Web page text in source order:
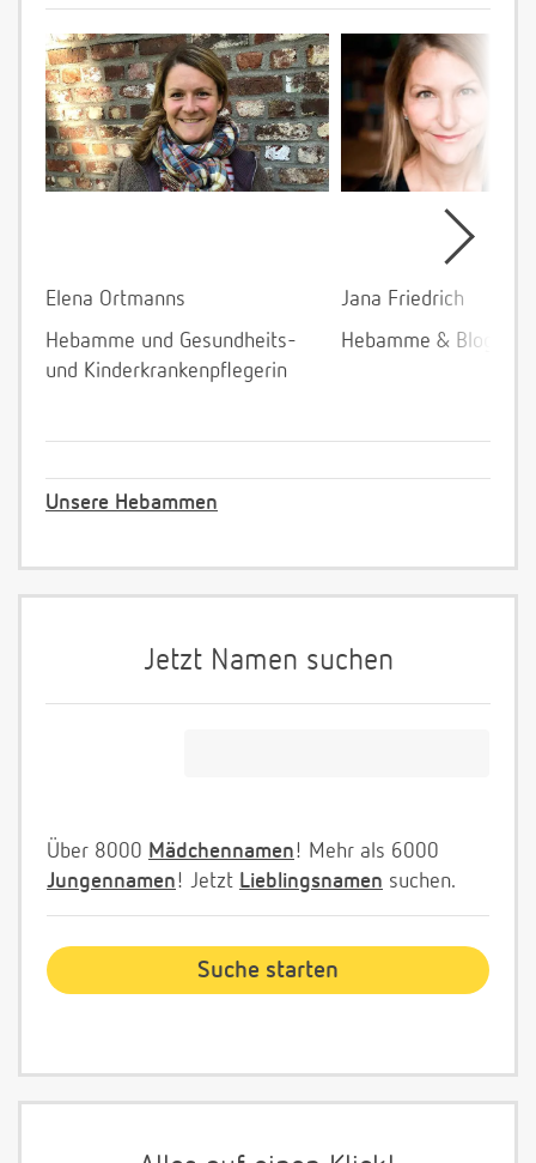
Elena Ortmanns
Hebamme und Gesundheits-
und Kinderkrankenpflegerin
Jana Friedrich
Hebamme &
Unsere Hebammen
Jetzt Namen suchen
Über 8000 Mädchennamen! Mehr als 6000
Jungennamen! Jetzt Lieblingsnamen suchen.